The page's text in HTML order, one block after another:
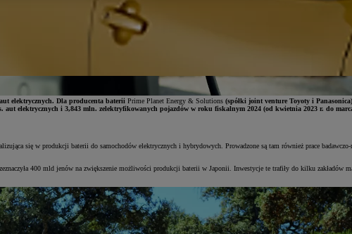
elektrycznych. Dla producenta baterii Prime Planet Energy & Solutions (spółki joint venture Toyoty i
aut elektrycznych i 3,843 mln. zelektryfikowanych pojazdów w roku fiskalnym 2024 (od kwietnia 2023 r. do
się w produkcji baterii do samochodów elektrycznych i hybrydowych. Prowadzone są tam również prace
400 mld jenów na zwiększenie możliwości produkcji baterii w Japonii. Inwestycje te trafiły do kilku zakładów